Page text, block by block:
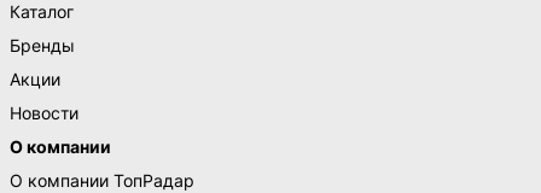
Каталог
Бренды
Акции
Новости
О компании
О компании ТопРадар